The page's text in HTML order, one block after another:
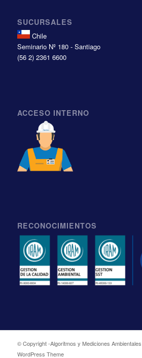
SUCURSALES
Chile
Seminario Nº 180 - Santiago
(56 2) 2361 6600
ACCESO INTERNO
RECONOCIMIENTOS
© Copyright -Algoritmos y Mediciones Ambientales
WordPress Theme